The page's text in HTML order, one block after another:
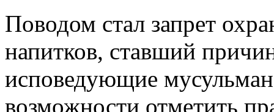
Поводом стал запрет
напитков, ставший
исповедующие
возможности отметить